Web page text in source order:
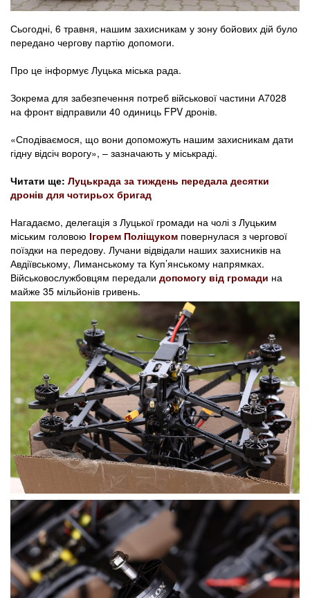
Сьогодні, 6 травня, нашим захисникам у зону бойових дій було
передано чергову партію допомоги.
Про це інформує Луцька міська рада.
Зокрема для забезпечення потреб військової частини А7028
на фронт відправили 40 одиниць FPV дронів.
«Сподіваємося, що вони допоможуть нашим захисникам дати
гідну відсіч ворогу», – зазначають у міськраді.
Читати ще: Луцькрада за тиждень передала десятки
дронів для чотирьох бригад
Нагадаємо, делегація з Луцької громади на чолі з Луцьким
міським головою Ігорем Поліщуком повернулася з чергової
поїздки на передову. Лучани відвідали наших захисників на
Авдіївському, Лиманському та Куп’янському напрямках.
Військовослужбовцям передали допомогу від громади на
майже 35 мільйонів гривень.